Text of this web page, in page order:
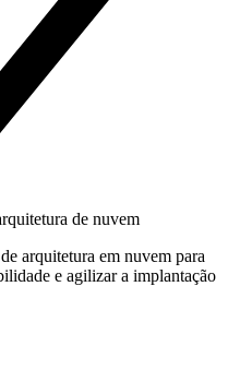
de nuvem
arquitetura em nuvem para
e agilizar a implantação